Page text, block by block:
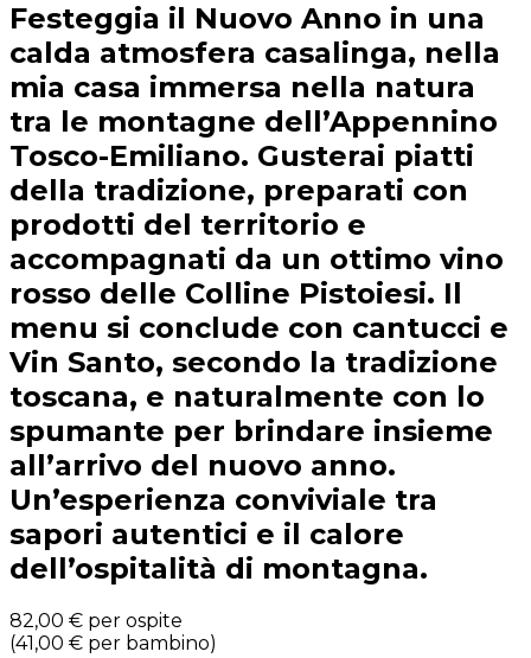
Festeggia il Nuovo Anno in una
calda atmosfera casalinga, nella
mia casa immersa nella natura
tra le montagne dell’Appennino
Tosco-Emiliano. Gusterai piatti
della tradizione, preparati con
prodotti del territorio e
accompagnati da un ottimo vino
rosso delle Colline Pistoiesi. Il
menu si conclude con cantucci e
Vin Santo, secondo la tradizione
toscana, e naturalmente con lo
spumante per brindare insieme
all’arrivo del nuovo anno.
Un’esperienza conviviale tra
sapori autentici e il calore
dell’ospitalità di montagna.
82,00 € per ospite
(41,00 € per bambino)